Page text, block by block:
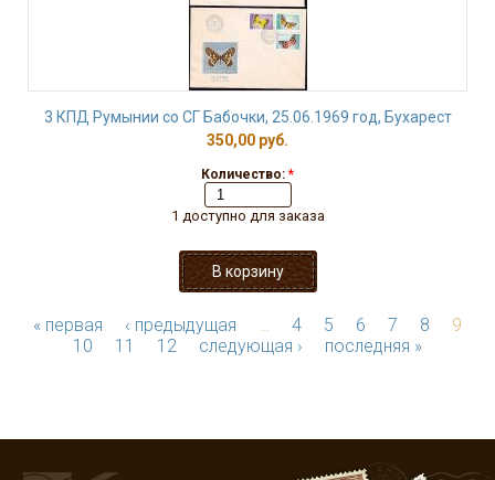
3 КПД Румынии со СГ Бабочки, 25.06.1969 год, Бухарест
350,00 руб.
Количество: *
1 доступно для заказа
« первая ‹ предыдущая … 4 5 6 7 8
9
10
11 12 следующая › последняя »